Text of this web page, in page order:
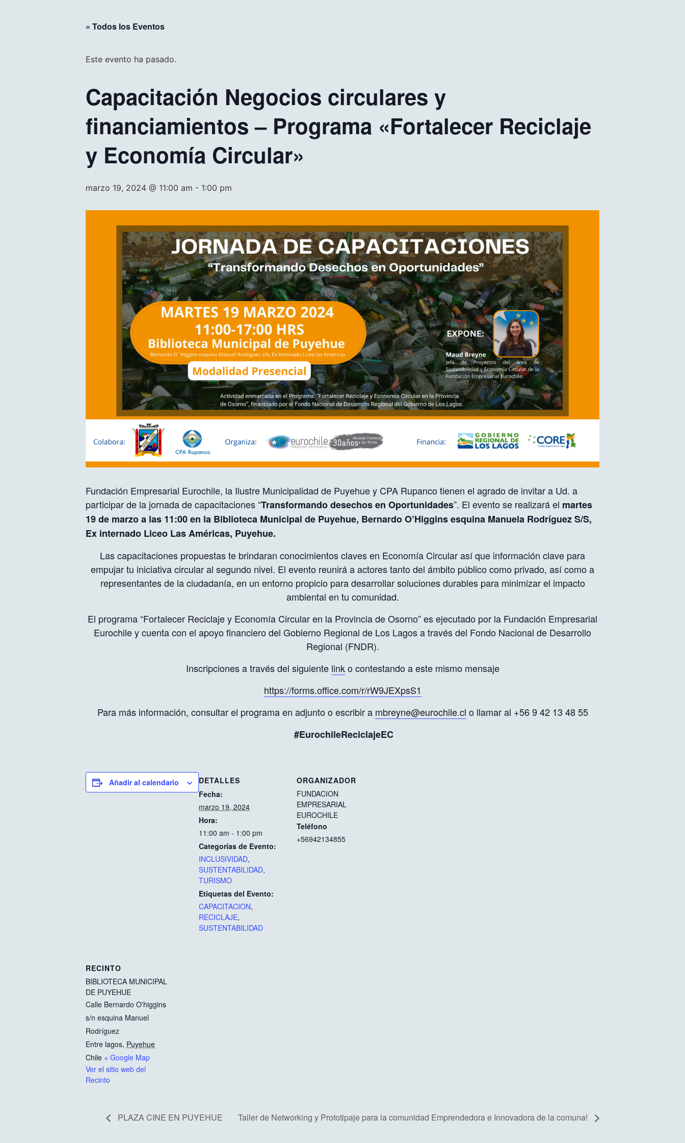
« Todos los Eventos
Este evento ha pasado.
Capacitación Negocios circulares y
financiamientos – Programa «Fortalecer Reciclaje
y Economía Circular»
marzo 19, 2024 @ 11:00 am - 1:00 pm
Fundación Empresarial Eurochile, la Ilustre Municipalidad de Puyehue y CPA Rupanco tienen el agrado de invitar a Ud. a
participar de la jornada de capacitaciones “Transformando desechos en Oportunidades”. El evento se realizará el martes
19 de marzo a las 11:00 en la Biblioteca Municipal de Puyehue, Bernardo O’Higgins esquina Manuela Rodríguez S/S,
Ex internado Liceo Las Américas, Puyehue.
Las capacitaciones propuestas te brindaran conocimientos claves en Economía Circular así que información clave para
empujar tu iniciativa circular al segundo nivel. El evento reunirá a actores tanto del ámbito público como privado, así como a
representantes de la ciudadanía, en un entorno propicio para desarrollar soluciones durables para minimizar el impacto
ambiental en tu comunidad.
El programa “Fortalecer Reciclaje y Economía Circular en la Provincia de Osorno” es ejecutado por la Fundación Empresarial
Eurochile y cuenta con el apoyo financiero del Gobierno Regional de Los Lagos a través del Fondo Nacional de Desarrollo
Regional (FNDR).
Inscripciones a través del siguiente linko contestando a este mismo mensaje
https://forms.office.com/r/rW9JEXpsS1
Para más información, consultar el programa en adjunto o escribir a mbreyne@eurochile.cl o llamar al +56 9 42 13 48 55
#EurochileReciclajeEC
Añadir al calendario
DETALLES
Fecha:
marzo 19, 2024
Hora:
11:00 am - 1:00 pm
Categorías de Evento:
INCLUSIVIDAD,
SUSTENTABILIDAD,
TURISMO
Etiquetas del Evento:
CAPACITACION,
RECICLAJE,
SUSTENTABILIDAD
ORGANIZADOR
FUNDACION
EMPRESARIAL
EUROCHILE
Teléfono
+56942134855
RECINTO
BIBLIOTECA MUNICIPAL
DE PUYEHUE
Calle Bernardo O'higgins
s/n esquina Manuel
Rodríguez
Entre lagos, Puyehue
Chile + Google Map
Ver el sitio web del
Recinto
PLAZA CINE EN PUYEHUE Taller de Networking y Prototipaje para la comunidad Emprendedora e Innovadora de la comuna!